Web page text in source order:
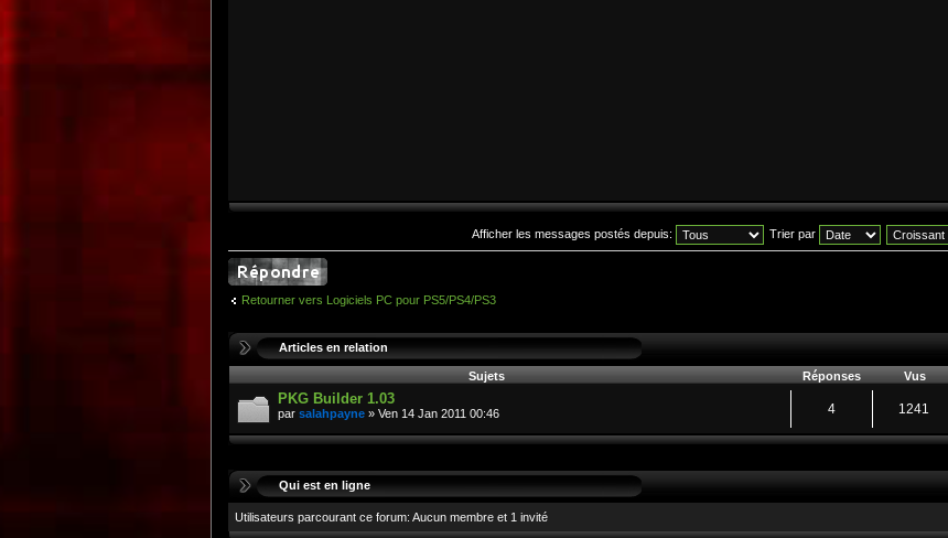
Afficher les messages postés depuis: Trier par
Retourner vers Logiciels PC pour PS5/PS4/PS3
Articles en relation
Sujets Réponses Vus
PKG Builder 1.03
par salahpayne » Ven 14 Jan 2011 00:46 4 1241
Qui est en ligne
Utilisateurs parcourant ce forum: Aucun membre et 1 invité